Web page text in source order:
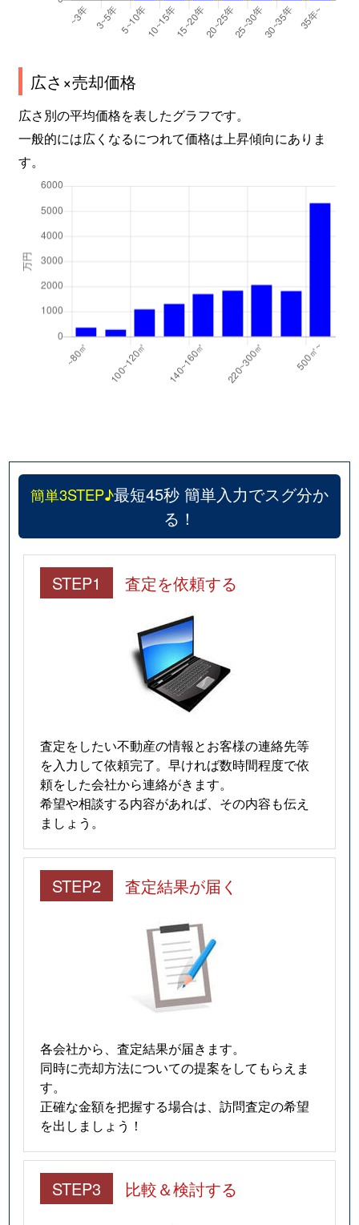
広さ×売却価格
広さ別の平均価格を表したグラフです。
一般的には広くなるにつれて価格は上昇傾向にありま
す。
簡単3STEP♪最短45秒 簡単入力でスグ分か
る！
STEP1 査定を依頼する
査定をしたい不動産の情報とお客様の連絡先等
を入力して依頼完了。早ければ数時間程度で依
頼をした会社から連絡がきます。
希望や相談する内容があれば、その内容も伝え
ましょう。
STEP2 査定結果が届く
各会社から、査定結果が届きます。
同時に売却方法についての提案をしてもらえま
す。
正確な金額を把握する場合は、訪問査定の希望
を出しましょう！
STEP3 比較＆検討する